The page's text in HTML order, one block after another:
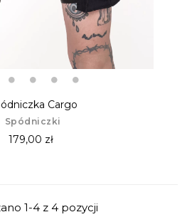
Cargo
Spódniczki
179,00 zł
1-4 z 4 pozycji